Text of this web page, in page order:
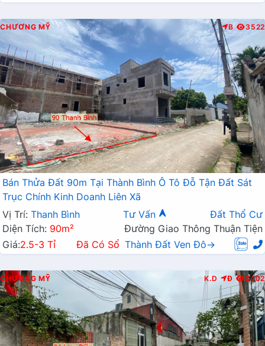
CHƯƠNG MỸ B 3522
Bán Thửa Đất 90m Tại Thành Bình Ô Tô Đỗ Tận Đất Sát
Trục Chính Kinh Doanh Liên Xã
Vị Trí: Thanh Bình Tư Vấn
Đất Thổ Cư
Diện Tích: 90m²
Đường Giao Thông Thuận Tiện
Giá:2.5-3 Tỉ Đã Có Sổ Thành Đất Ven Đô→
CHƯƠNG MỸ K.D Đ 3402